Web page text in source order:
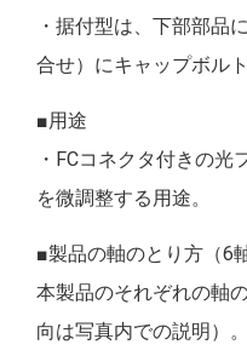
・据付型は、下部部品
合せ）にキャップボル
■用途
・FCコネクタ付きの
を微調整する用途。
■製品の軸のとり方（6
本製品のそれぞれの軸
向は写真内での説明）。